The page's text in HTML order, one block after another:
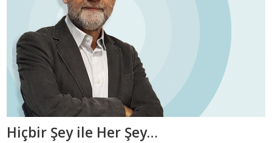
Hiçbir Şey ile Her Şey…